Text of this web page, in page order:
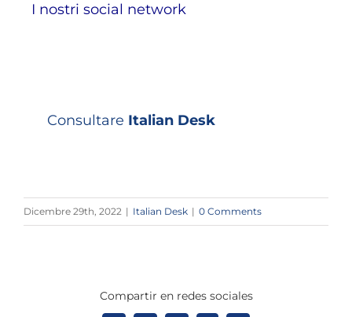
I nostri social network
Consultare Italian Desk
Dicembre 29th, 2022 | Italian Desk | 0 Comments
Compartir en redes sociales